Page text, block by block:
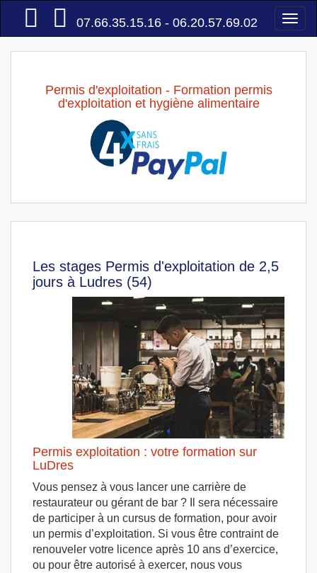
Accueil
07.66.35.15.16 - 06.20.57.69.02
Permis d'exploitation - Formation permis
d'exploitation et hygiène alimentaire
Les stages Permis d'exploitation de 2,5
jours à Ludres (54)
Permis exploitation : votre formation sur
LuDres
Vous pensez à vous lancer une carrière de
restaurateur ou gérant de bar ? Il sera nécessaire
de participer à un cursus de formation, pour avoir
un permis d’exploitation. Si vous être contraint de
renouveler votre licence après 10 ans d’exercice,
ou pour être autorisé à exercer, nous vous